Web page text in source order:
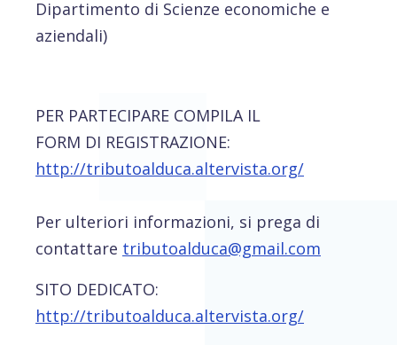
Dipartimento di Scienze economiche e
aziendali)
PER PARTECIPARE COMPILA IL
FORM DI REGISTRAZIONE:
http://tributoalduca.altervista.org/
Per ulteriori informazioni, si prega di
contattare tributoalduca@gmail.com
SITO DEDICATO:
http://tributoalduca.altervista.org/